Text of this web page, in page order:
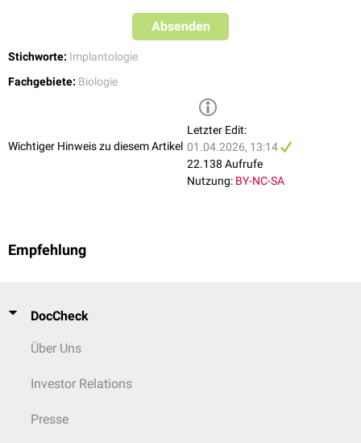
Absenden
Stichworte: Implantologie
Fachgebiete: Biologie
Wichtiger Hinweis zu diesem Artikel
Letzter Edit:
01.04.2026, 13:14
22.138 Aufrufe
Nutzung: BY-NC-SA
Empfehlung
DocCheck
Über Uns
Investor Relations
Presse